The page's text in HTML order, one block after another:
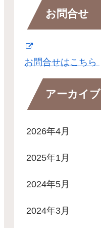
お問合せ
お問合せはこちら
アーカイブ
2026年4月
2025年1月
2024年5月
2024年3月